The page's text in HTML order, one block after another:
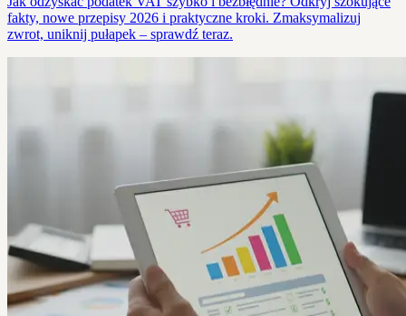
fakty, nowe przepisy 2026 i praktyczne kroki. Zmaksymalizuj
zwrot, uniknij pułapek – sprawdź teraz.